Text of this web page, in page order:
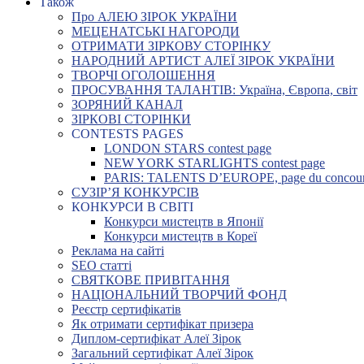
Про АЛЕЮ ЗІРОК УКРАЇНИ
МЕЦЕНАТСЬКІ НАГОРОДИ
ОТРИМАТИ ЗІРКОВУ СТОРІНКУ
НАРОДНИЙ АРТИСТ АЛЕЇ ЗІРОК УКРАЇНИ
ТВОРЧІ ОГОЛОШЕННЯ
ПРОСУВАННЯ ТАЛАНТІВ: Україна, Європа, світ
ЗОРЯНИЙ КАНАЛ
ЗІРКОВІ СТОРІНКИ
CONTESTS PAGES
LONDON STARS contest page
NEW YORK STARLIGHTS contest page
PARIS: TALENTS D’EUROPE, page du
СУЗІР’Я КОНКУРСІВ
КОНКУРСИ В СВІТІ
Конкурси мистецтв в Японії
Конкурси мистецтв в Кореї
Реклама на сайті
SEO статті
СВЯТКОВЕ ПРИВІТАННЯ
НАЦІОНАЛЬНИЙ ТВОРЧИЙ ФОНД
Реєстр сертифікатів
Як отримати сертифікат призера
Диплом-сертифікат Алеї Зірок
Загальний сертифікат Алеї Зірок